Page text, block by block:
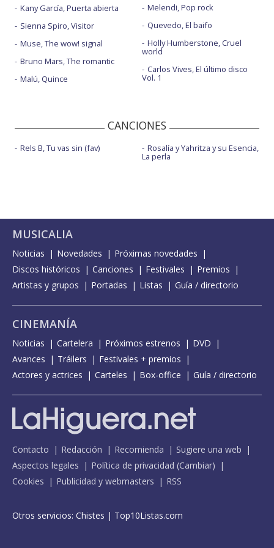
Kany García, Puerta abierta
Sienna Spiro, Visitor
Muse, The wow! signal
Bruno Mars, The romantic
Malú, Quince
Melendi, Pop rock
Quevedo, El baifo
Holly Humberstone, Cruel
world
Carlos Vives, El último disco
Vol. 1
CANCIONES
Rels B, Tu vas sin (fav) Rosalía y Yahritza y su Esencia,
La perla
MUSICALIA
Noticias Novedades
Próximas novedades
Discos históricos
Canciones Festivales
Premios
Artistas y grupos
Portadas Listas Guía / directorio
CINEMANÍA
Noticias Cartelera Próximos estrenos
DVD
Avances
Tráilers
Festivales + premios
Actores y actrices
Carteles Box-office Guía / directorio
Contacto Redacción Recomienda
Sugiere una web
Aspectos legales
Política de privacidad (Cambiar)
Cookies
Publicidad y webmasters RSS
Otros servicios: Chistes | Top10Listas.com